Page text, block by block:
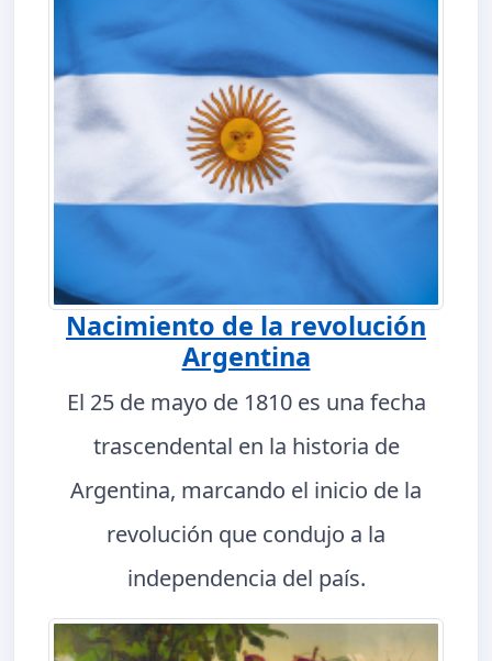
Nacimiento de la revolución
Argentina
El 25 de mayo de 1810 es una fecha
trascendental en la historia de
Argentina, marcando el inicio de la
revolución que condujo a la
independencia del país.